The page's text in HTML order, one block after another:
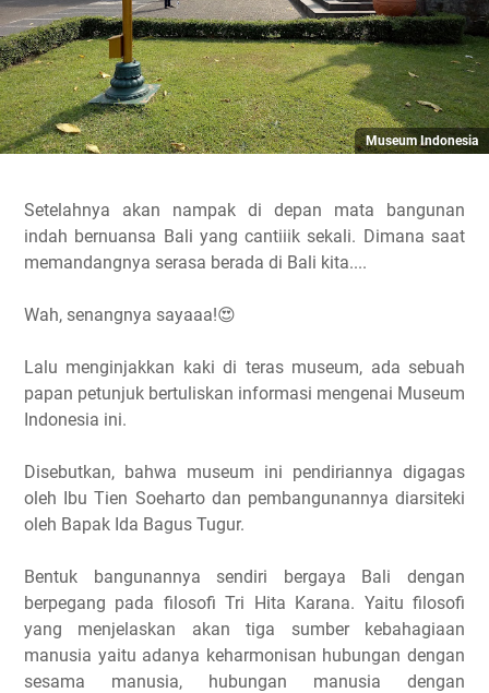
Museum Indonesia
Setelahnya akan nampak di depan mata bangunan
indah bernuansa Bali yang cantiiik sekali. Dimana saat
memandangnya serasa berada di Bali kita....
Wah, senangnya sayaaa!😍
Lalu menginjakkan kaki di teras museum, ada sebuah
papan petunjuk bertuliskan informasi mengenai Museum
Indonesia ini.
Disebutkan, bahwa museum ini pendiriannya digagas
oleh Ibu Tien Soeharto dan pembangunannya diarsiteki
oleh Bapak Ida Bagus Tugur.
Bentuk bangunannya sendiri bergaya Bali dengan
berpegang pada filosofi Tri Hita Karana. Yaitu filosofi
yang menjelaskan akan tiga sumber kebahagiaan
manusia yaitu adanya keharmonisan hubungan dengan
sesama manusia, hubungan manusia dengan